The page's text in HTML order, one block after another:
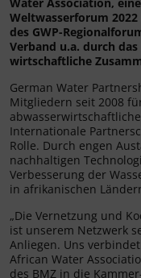
Weltwasserforum
des GWP-
Verband u.a. durch
wirtschaftliche
German Water
Mitgliedern seit 2008
Internationale
Rolle. Durch engen
nachhaltigen
Verbesserung der
in afrikanischen
„Die Vernetzung und
ist unserem Netzwerk
Anliegen. Uns
African Water
des BMZ in die